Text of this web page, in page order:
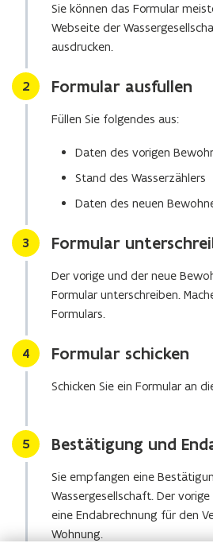
Sie können das Formular
Webseite der
ausdrucken.
Stap
2 Formular ausfullen
Füllen Sie folgendes aus:
Daten des vorigen
Stand des Wasserzählers
Daten des neuen
Stap
3 Formular
Der vorige und der neue
Formular unterschreiben.
Formulars.
Stap
4 Formular schicken
Schicken Sie ein Formular an
Stap
5 Bestätigung und
Sie empfangen eine
Wassergesellschaft. Der
eine Endabrechnung für den
Wohnung.